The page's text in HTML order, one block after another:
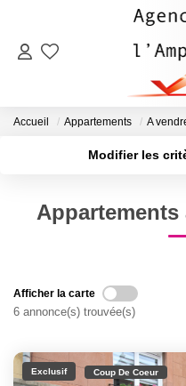
Accueil Appartements A
Modifier les
Sélectionnez...
Type de bien
Créer une alerte
Appartements
Afficher la carte
6 annonce(s) trouvée(s)
Exclusif Coup De Coeur